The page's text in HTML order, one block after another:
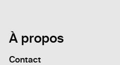
À propos
Contact